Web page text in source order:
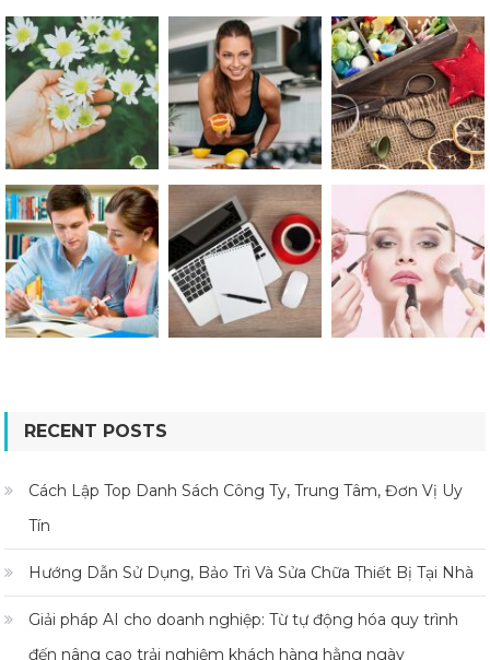
RECENT POSTS
Cách Lập Top Danh Sách Công Ty, Trung Tâm, Đơn Vị Uy
Tín
Hướng Dẫn Sử Dụng, Bảo Trì Và Sửa Chữa Thiết Bị Tại Nhà
Giải pháp AI cho doanh nghiệp: Từ tự động hóa quy trình
đến nâng cao trải nghiệm khách hàng hằng ngày